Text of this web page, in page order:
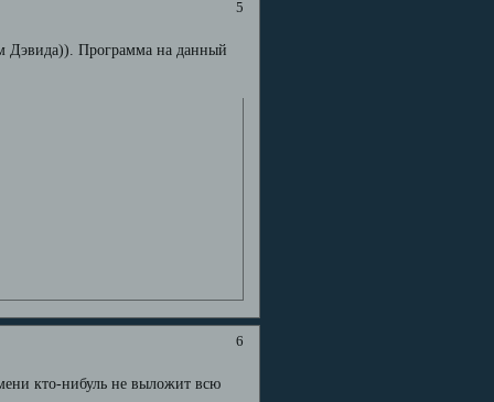
5
Дэвида)). Программа на данный
6
кто-нибуль не выложит всю